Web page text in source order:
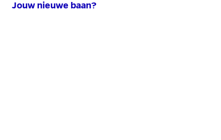
Jouw nieuwe baan?